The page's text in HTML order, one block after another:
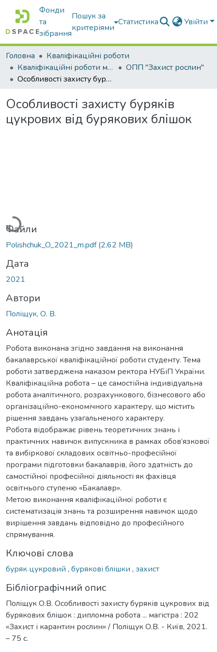
Фонди
та
зібрання
Пошук за
критеріями
Статистика Увійти
Головна
Кваліфікаційні роботи
Кваліфікаційні роботи магістрів
ОПП "Захист рослин"
Особливості захисту буряків цукрових від бурякових блішок
Особливості захисту буряків
цукрових від бурякових блішок
Вантажиться...
Файли
Polishchuk_O_2021_m.pdf(2,62 MB)
Дата
2021
Автори
Поліщук, О. В.
Анотація
Робота виконана згідно завдання на виконання
бакалаврської кваліфікаційної роботи студенту. Тема
роботи затверджена наказом ректора НУБіП України.
Кваліфікаційна робота – це самостійна індивідуальна
робота аналітичного, розрахункового, бізнесового або
організаційно-економічного характеру, що містить
рішення завдань узагальненого характеру.
Робота відображає рівень теоретичних знань і
практичних навичок випускника в рамках обов’язкової
та вибіркової складових освітньо-професійної
програми підготовки бакалаврів, його здатність до
самостійної професійної діяльності як фахівця
освітнього ступеню «Бакалавр».
Метою виконання кваліфікаційної роботи є
систематизація знань та розширення навичок щодо
вирішення завдань відповідно до професійного
спрямування.
Ключові слова
буряк цукровий , бурякові блішки , захист
Бібліографічний опис
Поліщук О.В. Особливості захисту буряків цукрових від
бурякових блішок : дипломна робота ... магістра : 202
«Захист і карантин рослин» / Поліщук О.В. - Київ, 2021.
– 75 с.